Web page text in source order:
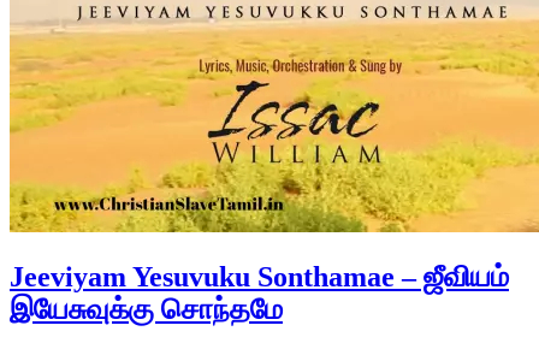
Jeeviyam Yesuvuku Sonthamae – ஜீவியம்
இயேசுவுக்கு சொந்தமே